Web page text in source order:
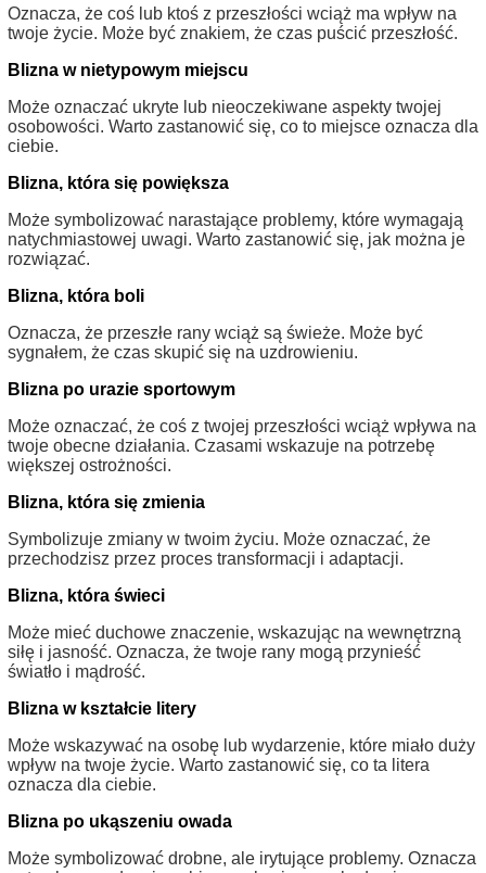
Oznacza, że coś lub ktoś z przeszłości wciąż ma wpływ na
twoje życie. Może być znakiem, że czas puścić przeszłość.
Blizna w nietypowym miejscu
Może oznaczać ukryte lub nieoczekiwane aspekty twojej
osobowości. Warto zastanowić się, co to miejsce oznacza dla
ciebie.
Blizna, która się powiększa
Może symbolizować narastające problemy, które wymagają
natychmiastowej uwagi. Warto zastanowić się, jak można je
rozwiązać.
Blizna, która boli
Oznacza, że przeszłe rany wciąż są świeże. Może być
sygnałem, że czas skupić się na uzdrowieniu.
Blizna po urazie sportowym
Może oznaczać, że coś z twojej przeszłości wciąż wpływa na
twoje obecne działania. Czasami wskazuje na potrzebę
większej ostrożności.
Blizna, która się zmienia
Symbolizuje zmiany w twoim życiu. Może oznaczać, że
przechodzisz przez proces transformacji i adaptacji.
Blizna, która świeci
Może mieć duchowe znaczenie, wskazując na wewnętrzną
siłę i jasność. Oznacza, że twoje rany mogą przynieść
światło i mądrość.
Blizna w kształcie litery
Może wskazywać na osobę lub wydarzenie, które miało duży
wpływ na twoje życie. Warto zastanowić się, co ta litera
oznacza dla ciebie.
Blizna po ukąszeniu owada
Może symbolizować drobne, ale irytujące problemy. Oznacza